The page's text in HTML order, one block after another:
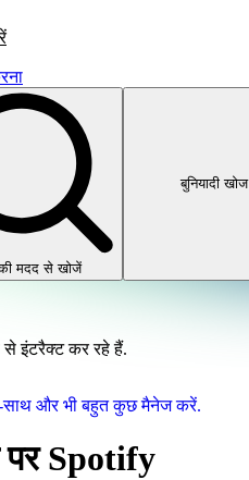
मदद से खोजें
बुनियादी खोज
इंटरैक्ट कर रहे हैं.
साथ और भी बहुत कुछ मैनेज करें.
पर Spotify